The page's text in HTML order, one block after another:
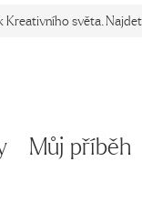
světa.
Můj příběh